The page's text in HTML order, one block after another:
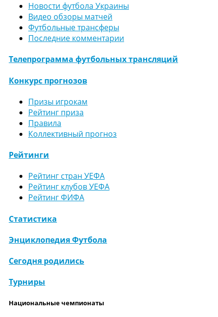
Новости футбола Украины
Видео обзоры матчей
Футбольные трансферы
Последние комментарии
Телепрограмма футбольных трансляций
Конкурс прогнозов
Призы игрокам
Рейтинг приза
Правила
Коллективный прогноз
Рейтинги
Рейтинг стран УЕФА
Рейтинг клубов УЕФА
Рейтинг ФИФА
Статистика
Энциклопедия Футбола
Сегодня родились
Турниры
Национальные чемпионаты